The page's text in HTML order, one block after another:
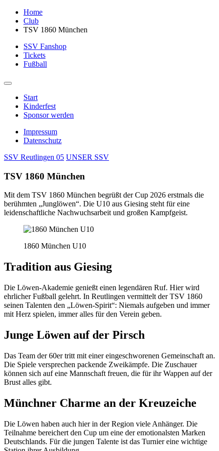
Home
Club
TSV 1860 München
SSV Fanshop
Tickets
Fußball
Start
Kinderfest
Sponsor werden
Impressum
Datenschutz
SSV Reutlingen 05 UNSER SSV
TSV 1860 München
Mit dem TSV 1860 München begrüßt der Cup 2026 erstmals die
berühmten „Junglöwen“. Die U10 aus Giesing steht für eine
leidenschaftliche Nachwuchsarbeit und großen Kampfgeist.
1860 München U10
Tradition aus Giesing
Die Löwen-Akademie genießt einen legendären Ruf. Hier wird
ehrlicher Fußball gelehrt. In Reutlingen vermittelt der TSV 1860
seinen Talenten den „Löwen-Spirit“: Niemals aufgeben und immer
mit Herz spielen, immer alles für den Verein geben.
Junge Löwen auf der Pirsch
Das Team der 60er tritt mit einer eingeschworenen Gemeinschaft an.
Die Spiele versprechen packende Zweikämpfe. Die Zuschauer
können sich auf eine Mannschaft freuen, die für ihr Wappen auf der
Brust alles gibt.
Münchner Charme an der Kreuzeiche
Die Löwen haben auch hier in der Region viele Anhänger. Die
Teilnahme bereichert den Cup um eine der emotionalsten Marken
Deutschlands. Für die jungen Talente ist das Turnier eine wichtige